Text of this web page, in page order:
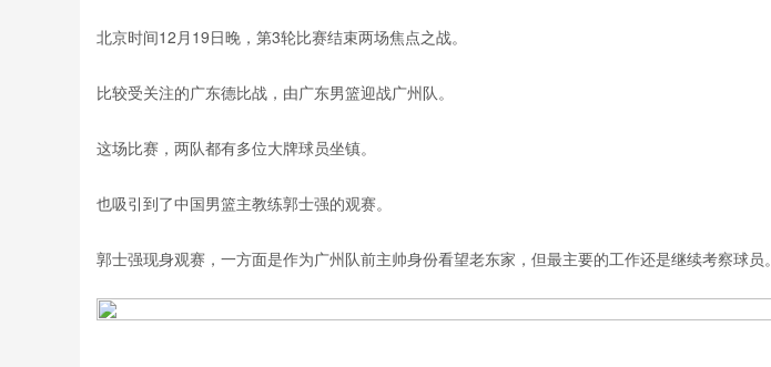
北京时间12月19日晚，第3轮比赛结束两场焦点之战。
比较受关注的广东德比战，由广东男篮迎战广州队。
这场比赛，两队都有多位大牌球员坐镇。
也吸引到了中国男篮主教练郭士强的观赛。
郭士强现身观赛，一方面是作为广州队前主帅身份看望老东家，但最主要的工作还是继续考察球员。